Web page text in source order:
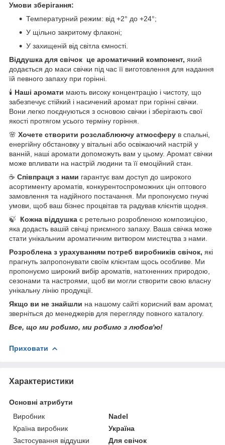
Умови зберігання:
Температурний режим: від +2° до +24°;
У щільно закритому флаконі;
У захищеній від світла ємності.
Віддушка для свічок це ароматичний компонент, який
додається до маси свічки під час її виготовлення для надання
їй певного запаху при горінні.
🕯️ Наші аромати мають високу концентрацію і чистоту, що
забезпечує стійкий і насичений аромат при горінні свічки.
Вони легко поєднуються з основою свічки і зберігають свої
якості протягом усього терміну горіння.
🌸 Хочете створити розслаблюючу атмосферу в спальні,
енергійну обстановку у вітальні або освіжаючий настрій у
ванній, наші аромати допоможуть вам у цьому. Аромат свічки
може впливати на настрій людини та її емоційний стан.
☕ Співпраця з нами гарантує вам доступ до широкого
асортименту ароматів, конкурентоспроможних цін оптового
замовлення та надійного постачання. Ми пропонуємо гнучкі
умови, щоб ваш бізнес процвітав та радував клієнтів щодня.
🍃 Кожна віддушка є ретельно розробленою композицією,
яка додасть вашій свічці приємного запаху. Ваша свічка може
стати унікальним ароматичним витвором мистецтва з нами.
Розроблена з урахуванням потреб виробників свічок, які
прагнуть запропонувати своїм клієнтам щось особливе. Ми
пропонуємо широкий вибір ароматів, натхненних природою,
сезонами та настроями, щоб ви могли створити свою власну
унікальну лінію продукції.
Якщо ви не знайшли на нашому сайті корисний вам аромат,
зверніться до менеджерів для перегляду повного каталогу.
Все, що ми робимо, ми робимо з любов'ю!
Приховати
Характеристики
Основні атрибути
Виробник
Nadel
Країна виробник
Україна
Застосування віддушки
Для свічок